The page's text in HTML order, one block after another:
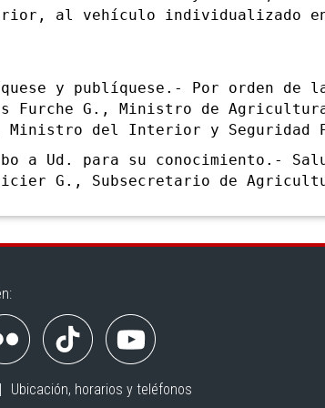
al vehículo individualizado
y publíquese.- Por orden de
Furche G., Ministro de
del Interior y Seguridad
Ud. para su conocimiento.-
G., Subsecretario de
Ubicación, horarios y teléfonos